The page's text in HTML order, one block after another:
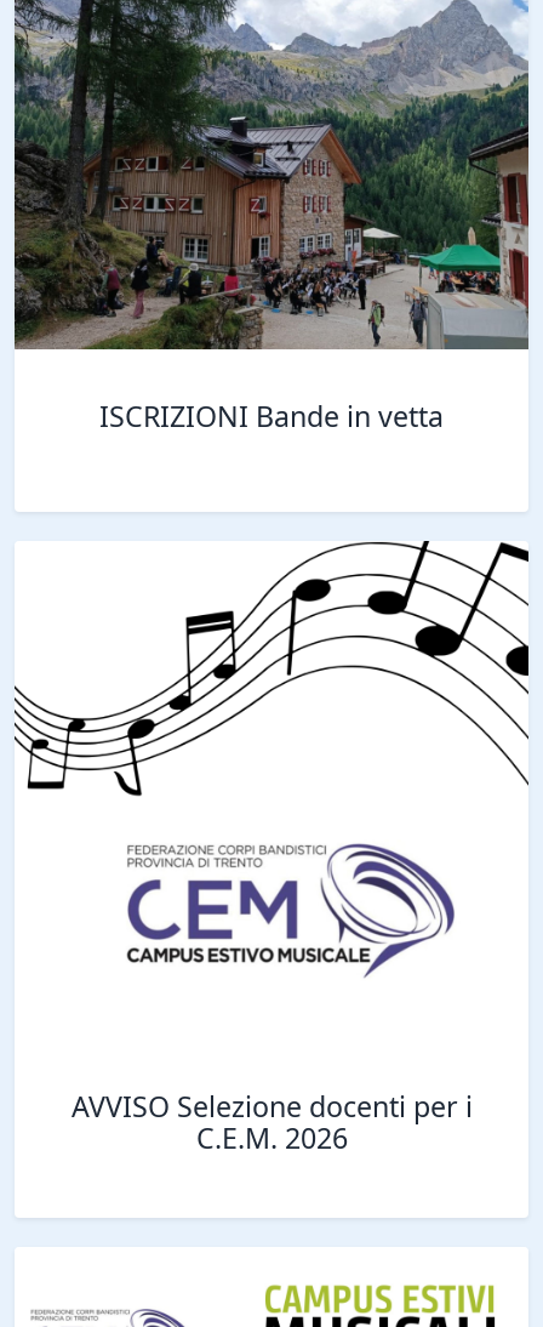
ISCRIZIONI Bande in vetta
AVVISO Selezione docenti per i
C.E.M. 2026